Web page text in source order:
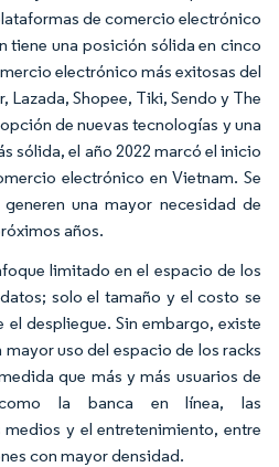
de comercio electrónico
tiene una posición sólida en cinco
electrónico más exitosas del
Lazada, Shopee, Tiki, Sendo y The
de nuevas tecnologías y una
sólida, el año 2022 marcó el inicio
electrónico en Vietnam. Se
una mayor necesidad de
años.
limitado en el espacio de los
solo el tamaño y el costo se
el despliegue. Sin embargo, existe
uso del espacio de los racks
que más y más usuarios de
como la banca en línea, las
y el entretenimiento, entre
con mayor densidad.